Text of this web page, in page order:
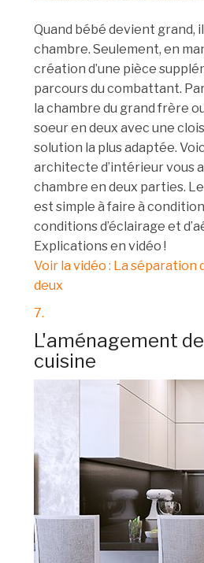
Quand bébé devient grand,
chambre. Seulement, en
création d’une pièce
parcours du combattant.
la chambre du grand frère
soeur en deux avec une
solution la plus adaptée.
architecte d’intérieur vous
chambre en deux parties.
est simple à faire à
conditions d’éclairage et
Explications en vidéo !
Voir la vidéo : La séparation
deux
7.
L'aménagement
cuisine